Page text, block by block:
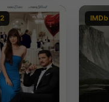
IMDb